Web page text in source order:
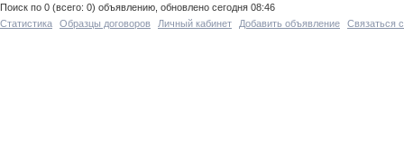
Поиск по 0 (всего: 0) объявлению, обновлено сегодня 08:46
Статистика
Образцы договоров Личный кабинет Добавить объявление Связаться